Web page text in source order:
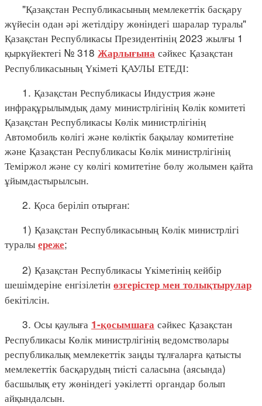
"Қазақстан Республикасының мемлекеттік басқару
жүйесін одан әрі жетілдіру жөніндегі шаралар туралы"
Қазақстан Республикасы Президентінің 2023 жылғы 1
қыркүйектегі № 318 Жарлығына сәйкес Қазақстан
Республикасының Үкіметі ҚАУЛЫ ЕТЕДІ:
1. Қазақстан Республикасы Индустрия және
инфрақұрылымдық даму министрлігінің Көлік комитеті
Қазақстан Республикасы Көлік министрлігінің
Автомобиль көлігі және көліктік бақылау комитетіне
және Қазақстан Республикасы Көлік министрлігінің
Теміржол және су көлігі комитетіне бөлу жолымен қайта
ұйымдастырылсын.
2. Қоса беріліп отырған:
1) Қазақстан Республикасының Көлік министрлігі
туралы ереже;
2) Қазақстан Республикасы Үкіметінің кейбір
шешімдеріне енгізілетін өзгерістер мен толықтырулар
бекітілсін.
3. Осы қаулыға 1-қосымшаға сәйкес Қазақстан
Республикасы Көлік министрлігінің ведомстволары
республикалық мемлекеттік заңды тұлғаларға қатысты
мемлекеттік басқарудың тиісті саласына (аясында)
басшылық ету жөніндегі уәкілетті органдар болып
айқындалсын.